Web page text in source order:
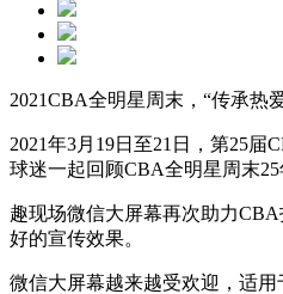
2021CBA全明星周末，“传承热爱
2021年3月19日至21日，第25
球迷一起回顾CBA全明星周末
趣现场微信大屏幕再次助力
好的宣传效果。
微信大屏幕越来越受欢迎，适